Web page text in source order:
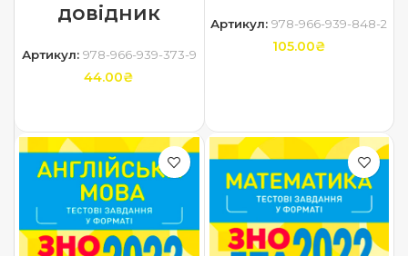
довідник
Артикул: 978-966-939-373-9
44.00₴
Артикул:978-966-939-848-2
105.00₴